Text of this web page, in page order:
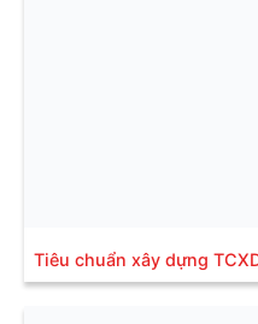
Tiêu chuẩn xây dựng